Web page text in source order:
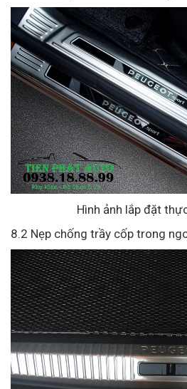
Hình ảnh lắp đặt
8.2 Nẹp chống trầy cốp trong